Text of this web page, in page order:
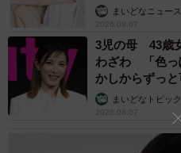
まいどなニュー
2026.08.07
3児の母 43歳
わざわ 「色っ
かしからずっと
まいどなトピック
2026.08.07